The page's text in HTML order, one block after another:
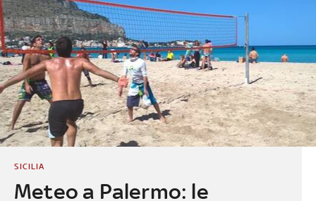
Meteo a Palermo: le
SICILIA